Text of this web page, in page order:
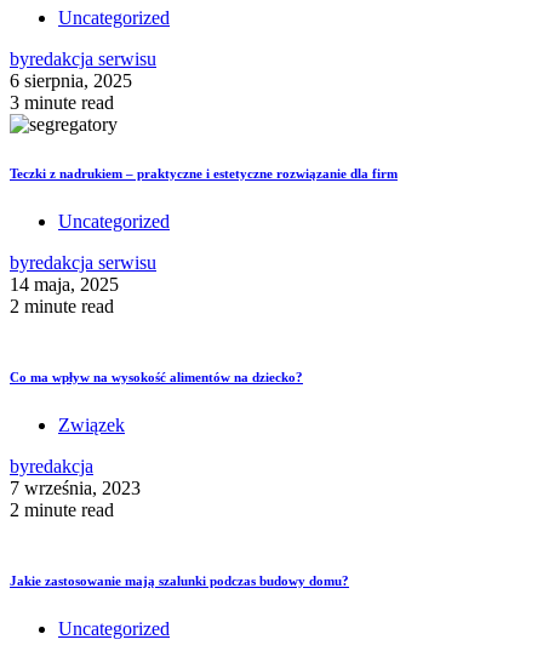
Uncategorized
byredakcja serwisu
6 sierpnia, 2025
3 minute read
Teczki z nadrukiem – praktyczne i estetyczne rozwiązanie dla firm
Uncategorized
byredakcja serwisu
14 maja, 2025
2 minute read
Co ma wpływ na wysokość alimentów na dziecko?
Związek
byredakcja
7 września, 2023
2 minute read
Jakie zastosowanie mają szalunki podczas budowy domu?
Uncategorized